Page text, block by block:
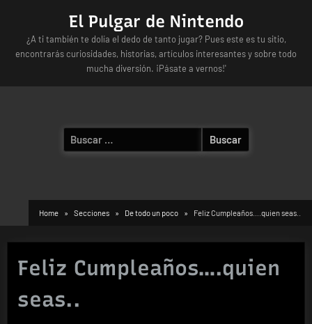
content
El Pulgar de Nintendo
¿A ti también te dolía el dedo de tanto jugar? Pues este es tu sitio,
encontrarás curiosidades, historias, artículos interesantes y sobre todo
mucha diversión. ¡Pásate a vernos!'
Buscar:
Home Secciones De todo un poco Feliz Cumpleaños….quien seas..
Feliz Cumpleaños….quien
seas..